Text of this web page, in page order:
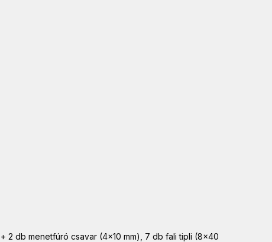
2 db menetfúró csavar (4×10 mm), 7 db fali tipli (8×40